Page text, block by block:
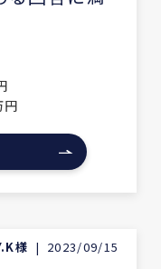
円
様 | 2023/09/15